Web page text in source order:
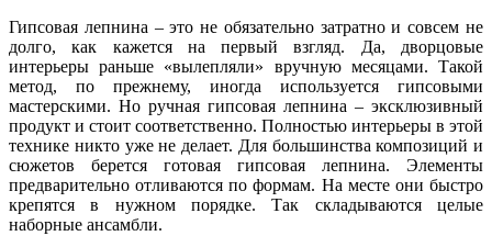
Гипсовая лепнина – это не обязательно затратно и совсем не
долго, как кажется на первый взгляд. Да, дворцовые
интерьеры раньше «вылепляли» вручную месяцами. Такой
метод, по прежнему, иногда используется гипсовыми
мастерскими. Но ручная гипсовая лепнина – эксклюзивный
продукт и стоит соответственно. Полностью интерьеры в этой
технике никто уже не делает. Для большинства композиций и
сюжетов берется готовая гипсовая лепнина. Элементы
предварительно отливаются по формам. На месте они быстро
крепятся в нужном порядке. Так складываются целые
наборные ансамбли.